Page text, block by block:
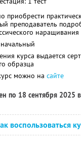
приобрести
преподаватель
курса выдается
образца
можно на сайте
по 18 сентября 2025
воспользоваться